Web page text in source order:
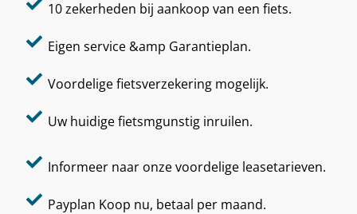
10 zekerheden bij aankoop van een fiets.
Eigen service &amp Garantieplan.
Voordelige fietsverzekering mogelijk.
Uw huidige fietsmgunstig inruilen.
Informeer naar onze voordelige leasetarieven.
Payplan Koop nu, betaal per maand.